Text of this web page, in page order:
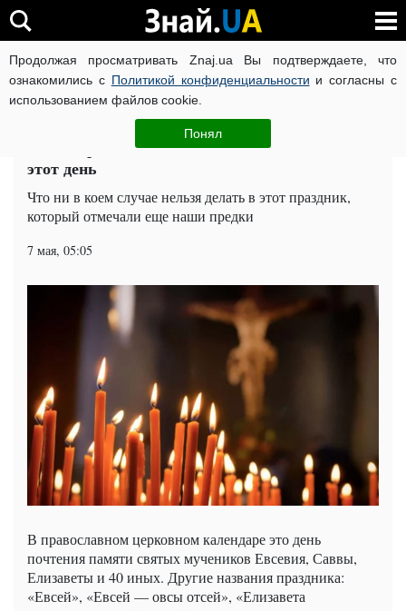
Продолжая просматривать Znaj.ua Вы подтверждаете, что
ознакомились с Политикой конфиденциальности и согласны с
использованием файлов cookie.
Понял
ВОЙНА РОССИИ ПРОТИВ УКРАИНЫ КОРОНАВИРУС В
Общество ЧИТАТИ УКРАЇНСЬКОЮ
Какой праздник 7 мая: чего нельзя делать в
этот день
Что ни в коем случае нельзя делать в этот праздник,
который отмечали еще наши предки
7 мая, 05:05
В православном церковном календаре это день
почтения памяти святых мучеников Евсевия, Саввы,
Елизаветы и 40 иных. Другие названия праздника:
«Евсей», «Евсей — овсы отсей», «Елизавета